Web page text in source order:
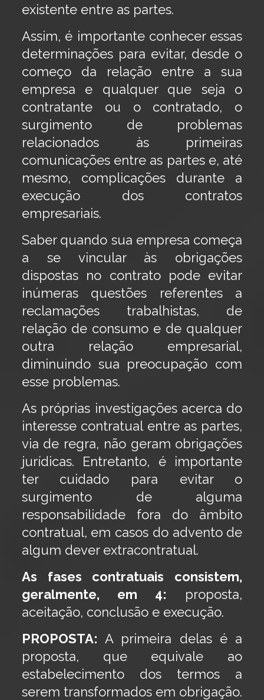
existente entre as partes.
Assim, é importante conhecer essas
determinações para evitar, desde o
começo da relação entre a sua
empresa e qualquer que seja o
contratante ou o contratado, o
surgimento de problemas
relacionados às primeiras
comunicações entre as partes e, até
mesmo, complicações durante a
execução dos contratos
empresariais.
Saber quando sua empresa começa
a se vincular às obrigações
dispostas no contrato pode evitar
inúmeras questões referentes a
reclamações trabalhistas, de
relação de consumo e de qualquer
outra relação empresarial,
diminuindo sua preocupação com
esse problemas.
As próprias investigações acerca do
interesse contratual entre as partes,
via de regra, não geram obrigações
jurídicas. Entretanto, é importante
ter cuidado para evitar o
surgimento de alguma
responsabilidade fora do âmbito
contratual, em casos do advento de
algum dever extracontratual.
As fases contratuais consistem,
geralmente, em 4: proposta,
aceitação, conclusão e execução.
PROPOSTA: A primeira delas é a
proposta, que equivale ao
estabelecimento dos termos a
serem transformados em obrigação.